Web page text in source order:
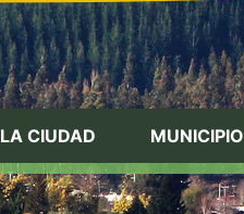
LA CIUDAD MUNICIPIO